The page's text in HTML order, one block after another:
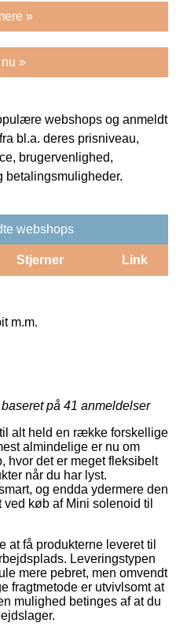
»
»
webshops og anmeldt
bl.a. deres prisniveau,
brugervenlighed,
betalingsmuligheder.
webshops
Stjerner Link
m.m.
på 41 anmeldelser
alt held en række forskellige
almindelige er nu om
hvor det er meget fleksibelt
når du har lyst.
og endda ydermere den
køb af Mini solenoid til
få produkterne leveret til
Leveringstypen
mere pebret, men omvendt
fragtmetode er utvivlsomt at
mulighed betinges af at du